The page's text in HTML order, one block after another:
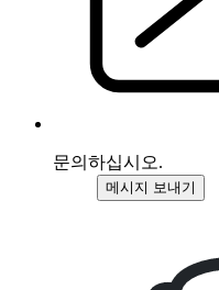
문의하십시오.
메시지 보내기